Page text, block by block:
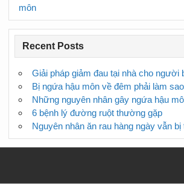
môn
Recent Posts
Giải pháp giảm đau tại nhà cho người
Bị ngứa hậu môn về đêm phải làm
Những nguyên nhân gây ngứa hậu
6 bệnh lý đường ruột thường gặp
Nguyên nhân ăn rau hàng ngày vẫn bị